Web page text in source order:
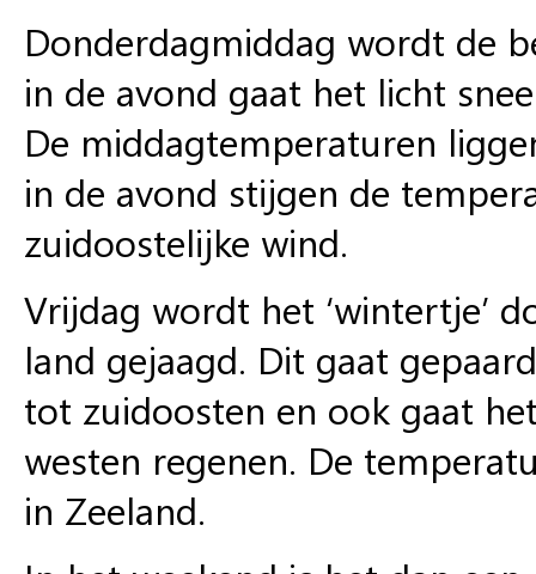
Donderdagmiddag wordt de
in de avond gaat het licht
De middagtemperaturen
in de avond stijgen de
zuidoostelijke wind.
Vrijdag wordt het ‘wintertje’
land gejaagd. Dit gaat
tot zuidoosten en ook gaat
westen regenen. De
in Zeeland.